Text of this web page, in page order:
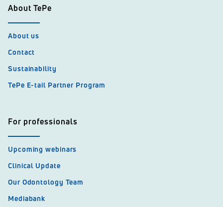
About TePe
About us
Contact
Sustainability
TePe E-tail Partner Program
For professionals
Upcoming webinars
Clinical Update
Our Odontology Team
Mediabank